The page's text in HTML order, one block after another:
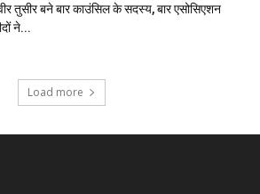
तुसीर बने बार काउंसिल के सदस्य, बार एसोसिएशन
ने...
Load more